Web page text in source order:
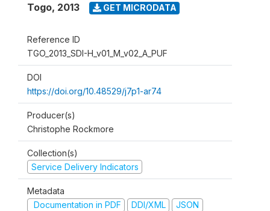
Togo, 2013 GET MICRODATA
Reference ID
TGO_2013_SDI-H_v01_M_v02_A_PUF
DOI
https://doi.org/10.48529/j7p1-ar74
Producer(s)
Christophe Rockmore
Collection(s)
Service Delivery Indicators
Metadata
Documentation in PDF
DDI/XML JSON